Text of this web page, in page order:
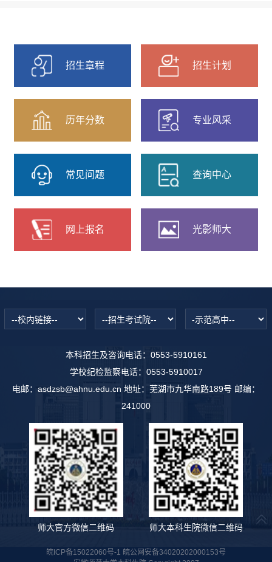
全、环境工程收件地址：芜湖市九华北路171
号安徽师范大学天门山校区综合楼301室收件
人:...
招生章程 招生计划
历年分数 专业风采
常见问题 查询中心
网上报名 光影师大
本科招生及咨询电话：0553-5910161
学校纪检监察电话：0553-5910017
电邮：asdzsb@ahnu.edu.cn 地址：芜湖市九华南路189号 邮编：
241000
师大官方微信二维码 师大本科生院微信二维码
皖ICP备15022060号-1 皖公网安备34020202000153号